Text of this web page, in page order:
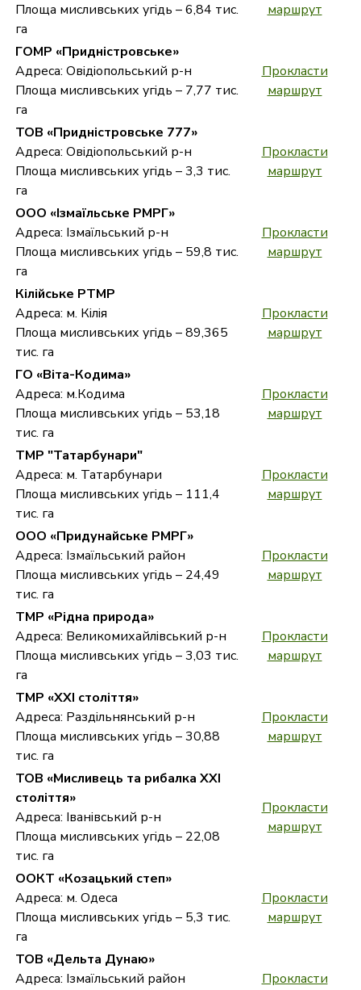
Площа мисливських угідь – 6,84 тис.
га
маршрут
ГОМР «Придністровське»
Адреса: Овідіопольський р-н
Площа мисливських угідь – 7,77 тис.
га
Прокласти
маршрут
ТОВ «Придністровське 777»
Адреса: Овідіопольський р-н
Площа мисливських угідь – 3,3 тис.
га
Прокласти
маршрут
ООО «Ізмаїльське РМРГ»
Адреса: Ізмаїльський р-н
Площа мисливських угідь – 59,8 тис.
га
Прокласти
маршрут
Кілійське РТМР
Адреса: м. Кілія
Площа мисливських угідь – 89,365
тис. га
Прокласти
маршрут
ГО «Віта-Кодима»
Адреса: м.Кодима
Площа мисливських угідь – 53,18
тис. га
Прокласти
маршрут
ТМР "Татарбунари"
Адреса: м. Татарбунари
Площа мисливських угідь – 111,4
тис. га
Прокласти
маршрут
ООО «Придунайське РМРГ»
Адреса: Ізмаїльський район
Площа мисливських угідь – 24,49
тис. га
Прокласти
маршрут
ТМР «Рідна природа»
Адреса: Великомихайлівський р-н
Площа мисливських угідь – 3,03 тис.
га
Прокласти
маршрут
ТМР «ХХІ століття»
Адреса: Раздільнянський р-н
Площа мисливських угідь – 30,88
тис. га
Прокласти
маршрут
ТОВ «Мисливець та рибалка ХХІ
століття»
Адреса: Іванівський р-н
Площа мисливських угідь – 22,08
тис. га
Прокласти
маршрут
ООКТ «Козацький степ»
Адреса: м. Одеса
Площа мисливських угідь – 5,3 тис.
га
Прокласти
маршрут
ТОВ «Дельта Дунаю»
Адреса: Ізмаїльський район
Прокласти